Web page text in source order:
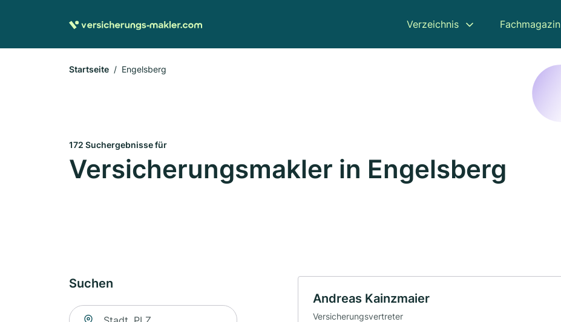
Verzeichnis Fachmagazin
Startseite Engelsberg
172 Suchergebnisse für
Versicherungsmakler in Engelsberg
Suchen
Suche nach Ort
Andreas Kainzmaier
Versicherungsvertreter